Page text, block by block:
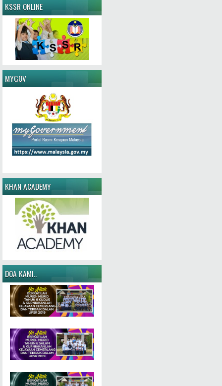
KSSR ONLINE
MYGOV
KHAN ACADEMY
DOA KAMI..